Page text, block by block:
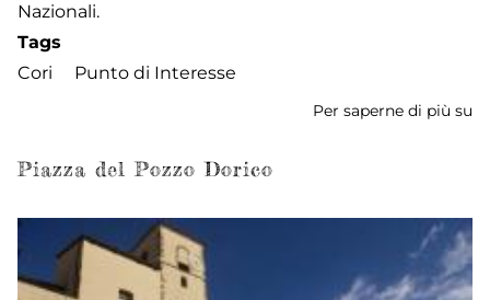
Nazionali.
Tags
Cori
Punto di Interesse
Per saperne di più su
Piazza del Pozzo Dorico